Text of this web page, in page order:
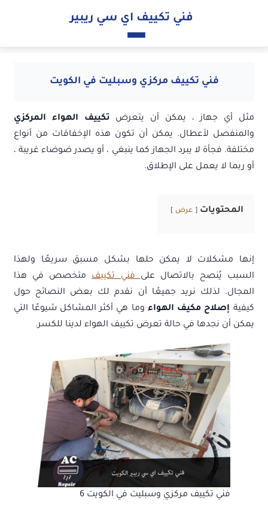
فني تكييف اي سي ريبير
فني تكييف مركزي وسبليت في الكويت
مثل أي جهاز ، يمكن أن يتعرض تكييف الهواء المركزي
والمنفصل لأعطال. يمكن أن تكون هذه الإخفاقات من أنواع
مختلفة. فجأة لا يبرد الجهاز كما ينبغي ، أو يصدر ضوضاء غريبة ،
أو ربما لا يعمل على الإطلاق.
المحتويات عرض
إنها مشكلات لا يمكن حلها بشكل مسبق سريعًا ولهذا
السبب يُنصح بالاتصال علىفني تكييفمتخصص في هذا
المجال. لذلك نريد جميعًا أن نقدم لك بعض النصائح حول
كيفية إصلاح مكيف الهواء وما هي أكثر المشاكل شيوعًا التي
يمكن أن نجدها في حالة تعرض تكييف الهواء لدينا للكسر.
فني تكييف مركزي وسبليت في الكويت 6